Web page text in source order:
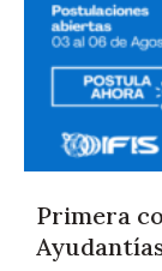
Primera